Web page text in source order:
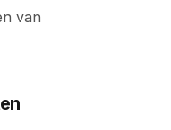
van